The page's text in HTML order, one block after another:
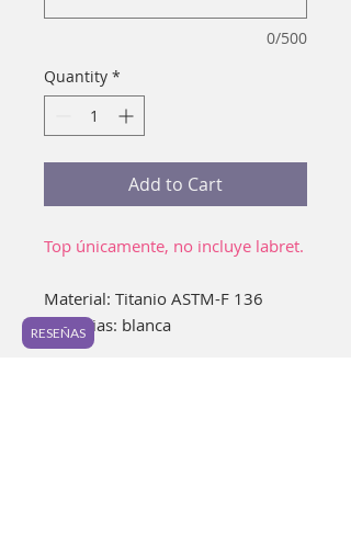
0/500
Quantity *
Add to Cart
Top únicamente, no incluye labret.
Material: Titanio ASTM-F 136
Zirconias: blanca
RESEÑAS